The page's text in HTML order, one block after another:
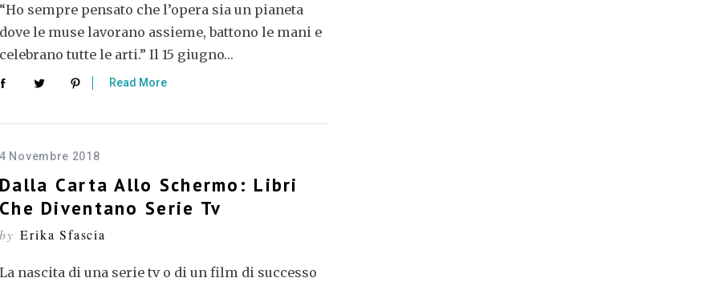
“Ho sempre pensato che l’opera sia un pianeta
dove le muse lavorano assieme, battono le mani e
celebrano tutte le arti.” Il 15 giugno…
Read More
4 Novembre 2018
Dalla Carta Allo Schermo: Libri
Che Diventano Serie Tv
by Erika Sfascia
La nascita di una serie tv o di un film di successo